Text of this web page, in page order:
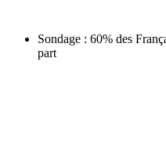
Sondage : 60% des
part